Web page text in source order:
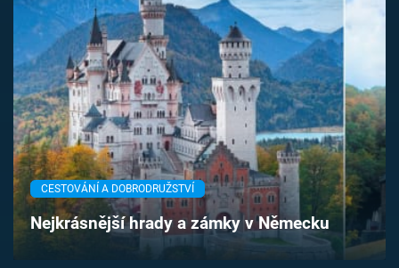
Témata
Pořady
TV Program
Časopis
Sledujte prima+
CESTOVÁNÍ A DOBRODRUŽSTVÍ
Nejkrásnější hrady a zámky v Německu